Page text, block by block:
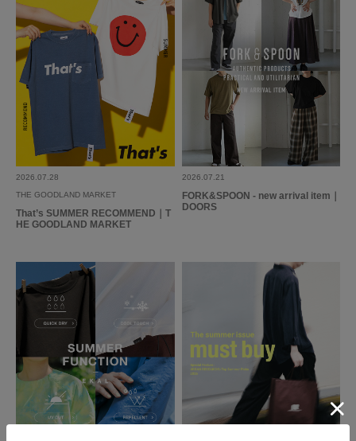
2026.07.28
THE GOODLAND MARKET
That’s SUMMER RECOMMEND｜T
HE GOODLAND MARKET
2026.07.21
FORK&SPOON - new arrival item｜
DOORS